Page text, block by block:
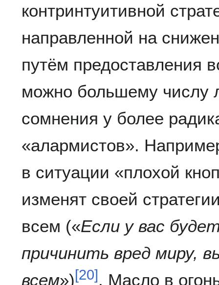
контринтуитивной
направленной на
путём предоставления
можно большему числу
сомнения у более
«алармистов».
в ситуации «плохой
изменят своей
всем («Если у вас
причинить вред миру,
всем»)[20] . Масло в